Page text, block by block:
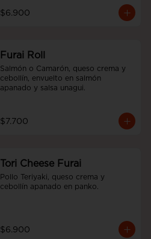
$6.900
Furai Roll
Salmón o Camarón, queso crema y
cebollín, envuelto en salmón
apanado y salsa unagui.
$7.700
Tori Cheese Furai
Pollo Teriyaki, queso crema y
cebollín apanado en panko.
$6.900